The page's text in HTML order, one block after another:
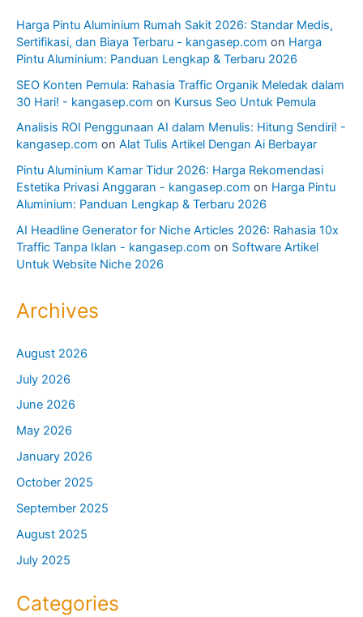
Harga Pintu Aluminium Rumah Sakit 2026: Standar Medis,
Sertifikasi, dan Biaya Terbaru - kangasep.com on Harga
Pintu Aluminium: Panduan Lengkap & Terbaru 2026
SEO Konten Pemula: Rahasia Traffic Organik Meledak dalam
30 Hari! - kangasep.com on Kursus Seo Untuk Pemula
Analisis ROI Penggunaan AI dalam Menulis: Hitung Sendiri! -
kangasep.com on Alat Tulis Artikel Dengan Ai Berbayar
Pintu Aluminium Kamar Tidur 2026: Harga Rekomendasi
Estetika Privasi Anggaran - kangasep.com on Harga Pintu
Aluminium: Panduan Lengkap & Terbaru 2026
AI Headline Generator for Niche Articles 2026: Rahasia 10x
Traffic Tanpa Iklan - kangasep.com on Software Artikel
Untuk Website Niche 2026
Archives
August 2026
July 2026
June 2026
May 2026
January 2026
October 2025
September 2025
August 2025
July 2025
Categories